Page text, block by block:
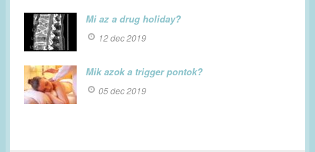
Mi az a drug holiday?
12 dec 2019
Mik azok a trigger pontok?
05 dec 2019